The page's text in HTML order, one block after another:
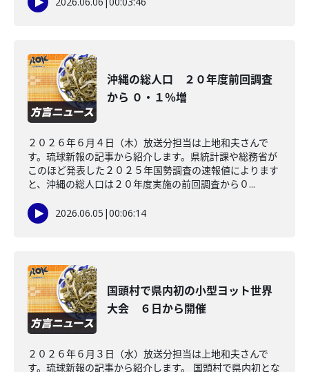
沖縄の総人口 ２０年度前回調査
から ０・１％増
２０２６年６月４日（木）放送分担当は上地和夫さんで
す。琉球新報の記事から紹介します。県統計課や総務省が
このほど発表した２０２５年国勢調査の速報値によります
と、沖縄の総人口は２０年度実施の前回調査から０...
2026.06.05 |00:06:14
国頭村で県内初の小型ヨット世界
大会 ６日から開催
２０２６年６月３日（水）放送分担当は上地和夫さんで
す。琉球新報の記事から紹介します。 国頭村で県内初とな